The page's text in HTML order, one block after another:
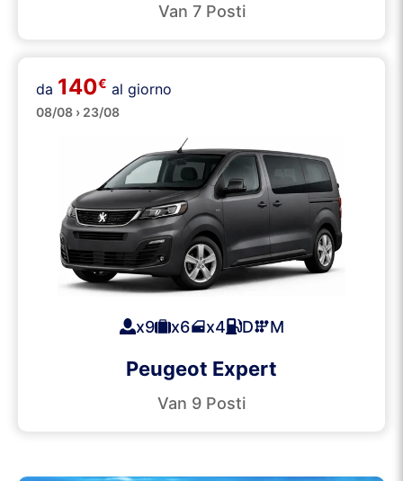
Van 7 Posti
Minibus
da 140€ al giorno
08/08 › 23/08
x9 x6 x4 D M
Peugeot Expert
Van 9 Posti